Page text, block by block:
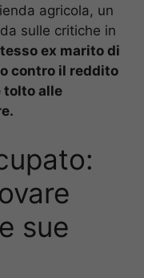
agricola, un
sulle critiche in
ex marito di
contro il reddito
tolto alle
sue